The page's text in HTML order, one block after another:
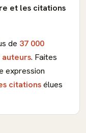
et les citations
de 37 000
auteurs. Faites
expression
citationsélues